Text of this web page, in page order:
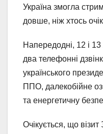
Україна змогла
довше, ніж хтось
Напередодні, 12 і
два телефонні
українського
ППО, далекобійне
та енергетичну
Очікується, що